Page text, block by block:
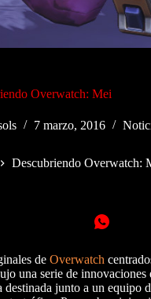
Overwatch: Mei
7 marzo, 2016
Descubriendo Overwatch:
de Overwatch
una serie de
junto a un